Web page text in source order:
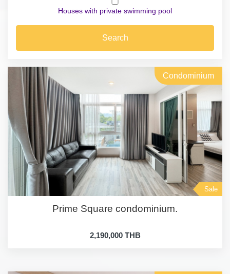
Houses with private swimming pool
Search
Condominium
Sale
Prime Square condominium.
2,190,000 THB